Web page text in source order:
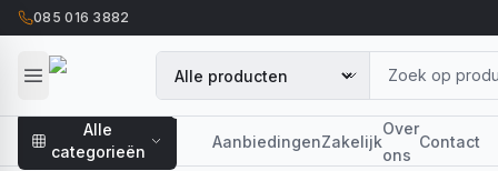
085 016 3882
Alle
categorieën
AanbiedingenZakelijk
Over
ons
Contact